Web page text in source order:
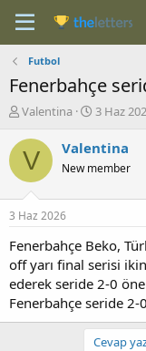
Futbol
Fenerbahçe
K
n
b
u
u
b
a
ş
l
a
t
a
Valentina
B
ş
a
ç
a
r
i
h
i
3 Haz
V Valentina
New member
3 Haz 2026
Fenerbahçe Beko,
off yarı final serisi
ederek seride 2-0
Fenerbahçe seride 2-
Cevap